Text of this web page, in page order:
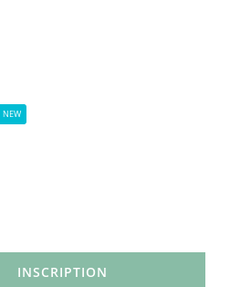
NEW
INSCRIPTION